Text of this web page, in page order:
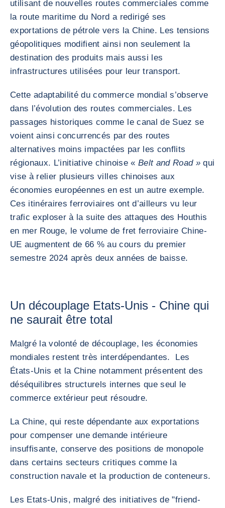
utilisant de nouvelles routes commerciales comme
la route maritime du Nord a redirigé ses
exportations de pétrole vers la Chine. Les tensions
géopolitiques modifient ainsi non seulement la
destination des produits mais aussi les
infrastructures utilisées pour leur transport.
Cette adaptabilité du commerce mondial s’observe
dans l’évolution des routes commerciales. Les
passages historiques comme le canal de Suez se
voient ainsi concurrencés par des routes
alternatives moins impactées par les conflits
régionaux. L’initiative chinoise « Belt and Road » qui
vise à relier plusieurs villes chinoises aux
économies européennes en est un autre exemple.
Ces itinéraires ferroviaires ont d’ailleurs vu leur
trafic exploser à la suite des attaques des Houthis
en mer Rouge, le volume de fret ferroviaire Chine-
UE augmentent de 66 % au cours du premier
semestre 2024 après deux années de baisse.
Un découplage Etats-Unis - Chine qui
ne saurait être total
Malgré la volonté de découplage, les économies
mondiales restent très interdépendantes. Les
États-Unis et la Chine notamment présentent des
déséquilibres structurels internes que seul le
commerce extérieur peut résoudre.
La Chine, qui reste dépendante aux exportations
pour compenser une demande intérieure
insuffisante, conserve des positions de monopole
dans certains secteurs critiques comme la
construction navale et la production de conteneurs.
Les Etats-Unis, malgré des initiatives de "friend-